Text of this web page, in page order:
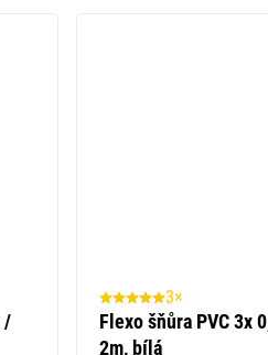
/
3×
Flexo šňůra PVC 3x
2m, bílá